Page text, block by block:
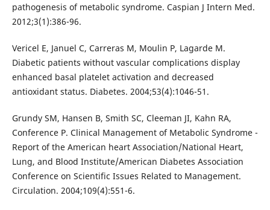
pathogenesis of metabolic syndrome. Caspian J Intern Med.
2012;3(1):386-96.
Vericel E, Januel C, Carreras M, Moulin P, Lagarde M.
Diabetic patients without vascular complications display
enhanced basal platelet activation and decreased
antioxidant status. Diabetes. 2004;53(4):1046-51.
Grundy SM, Hansen B, Smith SC, Cleeman JI, Kahn RA,
Conference P. Clinical Management of Metabolic Syndrome -
Report of the American heart Association/National Heart,
Lung, and Blood Institute/American Diabetes Association
Conference on Scientific Issues Related to Management.
Circulation. 2004;109(4):551-6.